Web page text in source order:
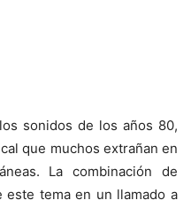
sonidos de los años 80,
que muchos extrañan en
La combinación de
tema en un llamado a